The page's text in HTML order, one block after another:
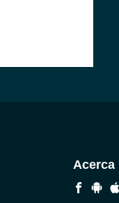
Acerca